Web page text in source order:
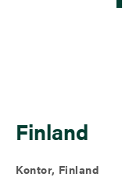
Finland
Kontor, Finland